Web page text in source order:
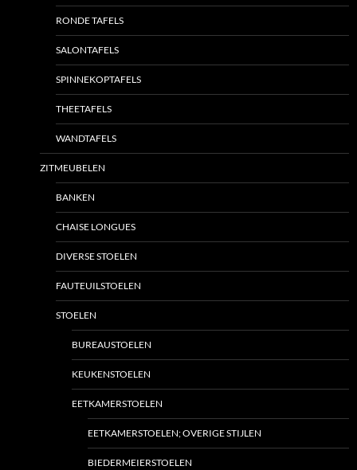
RONDE TAFELS
SALONTAFELS
SPINNEKOPTAFELS
THEETAFELS
WANDTAFELS
ZITMEUBELEN
BANKEN
CHAISE LONGUES
DIVERSE STOELEN
FAUTEUILSTOELEN
STOELEN
BUREAUSTOELEN
KEUKENSTOELEN
EETKAMERSTOELEN
EETKAMERSTOELEN; OVERIGE STIJLEN
BIEDERMEIERSTOELEN